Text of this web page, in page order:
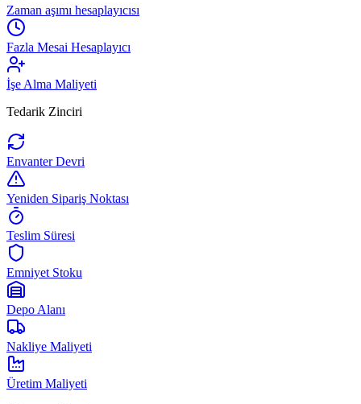
Zaman aşımı hesaplayıcısı
Fazla Mesai Hesaplayıcı
İşe Alma Maliyeti
Tedarik Zinciri
Envanter Devri
Yeniden Sipariş Noktası
Teslim Süresi
Emniyet Stoku
Depo Alanı
Nakliye Maliyeti
Üretim Maliyeti